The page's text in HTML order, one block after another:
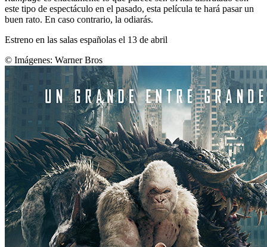
este tipo de espectáculo en el pasado, esta película te hará pasar un
buen rato. En caso contrario, la odiarás.
Estreno en las salas españolas el 13 de abril
© Imágenes: Warner Bros